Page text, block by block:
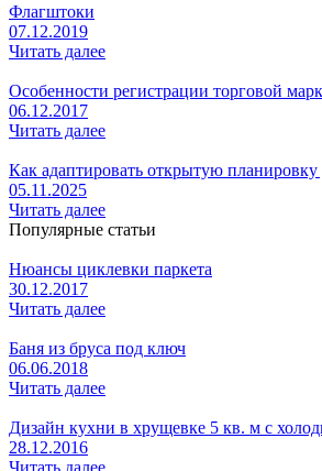
Флагштоки
07.12.2019
Читать далее
Особенности регистрации торговой
06.12.2017
Читать далее
Как адаптировать открытую планировку
05.11.2025
Читать далее
Популярные статьи
Нюансы циклевки паркета
30.12.2017
Читать далее
Баня из бруса под ключ
06.06.2018
Читать далее
Дизайн кухни в хрущевке 5 кв. м с
28.12.2016
Читать далее